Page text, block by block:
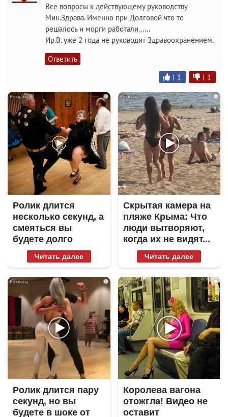
Все вопросы к действующему руководству
Мин.Здрава. Именно при Долговой что то
решалось и морги работали......
Ир.В. уже 2 года не руководит Здравоохранением.
Ответить
| 1 | 1
i
Ролик длится
несколько секунд, а
смеяться вы
будете долго
Читать далее
i
Скрытая камера на
пляже Крыма: Что
люди вытворяют,
когда их не видят...
Читать далее
i
Ролик длится пару
секунд, но вы
будете в шоке от
i
Королева вагона
отожгла! Видео не
оставит